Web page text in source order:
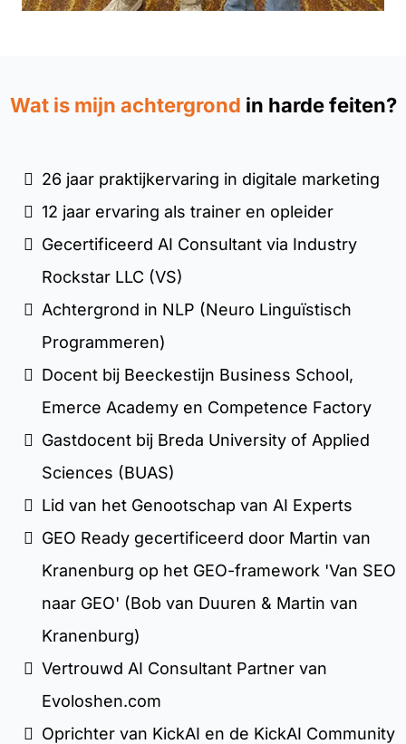
Wat is mijn achtergrond in harde feiten?
26 jaar praktijkervaring in digitale marketing
12 jaar ervaring als trainer en opleider
Gecertificeerd AI Consultant via Industry
Rockstar LLC (VS)
Achtergrond in NLP (Neuro Linguïstisch
Programmeren)
Docent bij Beeckestijn Business School,
Emerce Academy en Competence Factory
Gastdocent bij Breda University of Applied
Sciences (BUAS)
Lid van het Genootschap van AI Experts
GEO Ready gecertificeerd door Martin van
Kranenburg op het GEO-framework 'Van SEO
naar GEO' (Bob van Duuren & Martin van
Kranenburg)
Vertrouwd AI Consultant Partner van
Evoloshen.com
Oprichter van KickAI en de KickAI Community